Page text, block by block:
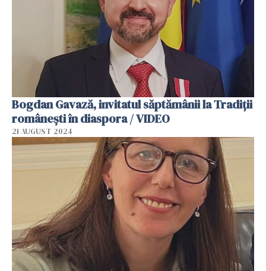
Bogdan Gavază, invitatul săptămânii la Tradiții
românești în diaspora / VIDEO
21 AUGUST 2024